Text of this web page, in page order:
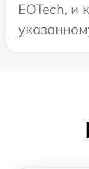
EOTech, и